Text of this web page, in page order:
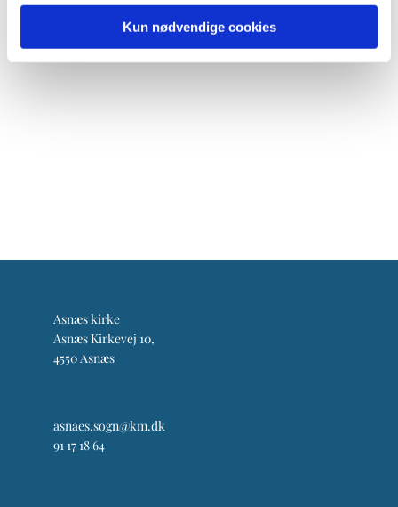
Kun nødvendige cookies
Asnæs kirke
Asnæs Kirkevej 10,
4550 Asnæs
asnaes.sogn@km.dk
91 17 18 64